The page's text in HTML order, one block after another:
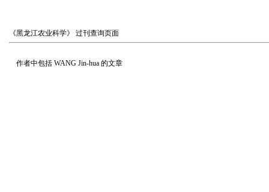
《黑龙江农业科学》 过刊查询页面
作者中包括 WANG Jin-hua 的文章